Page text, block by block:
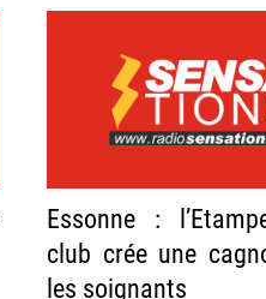
Essonne :
club crée une
les soignants